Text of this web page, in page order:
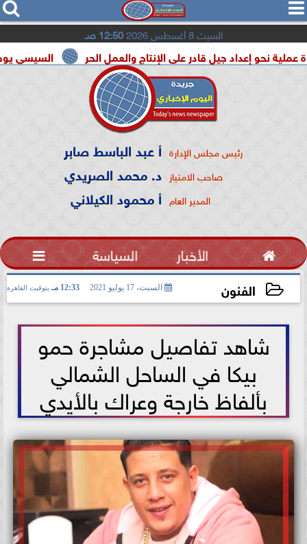
  
السبت 8 أغسطس 2026 12:50 صـ
السيسي يوحد السودان جيل قادر على الإنتاج والعمل الحر
رئيس مجلس الإدارة أ عبد الباسط صابر
صاحب الامتياز د. محمد الصريدي
المدير العام أ محمود الكيلاني
 الأخبار السياسة 
الفنون السبت، 17 يوليو 2021 12:33 مـ بتوقيت القاهرة
شاهد تفاصيل مشاجرة حمو
بيكا في الساحل الشمالي
بألفاظ خارجة وعراك بالأيدي